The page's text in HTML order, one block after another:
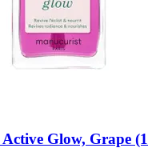
Active Glow, Grape